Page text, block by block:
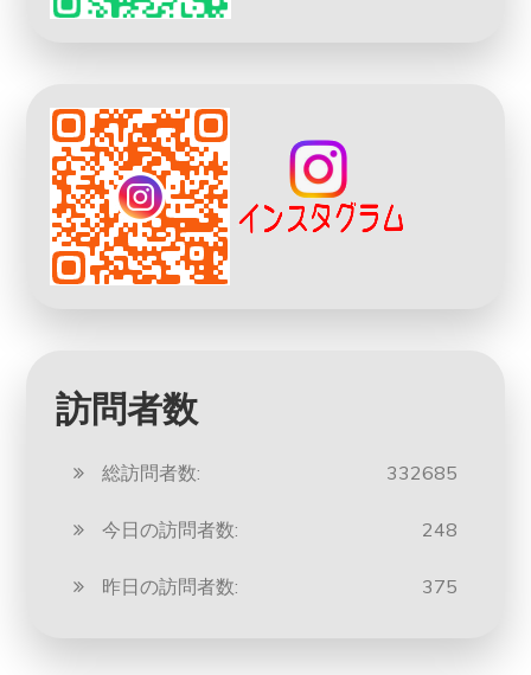
訪問者数
332685
総訪問者数:
248
今日の訪問者数:
375
昨日の訪問者数: